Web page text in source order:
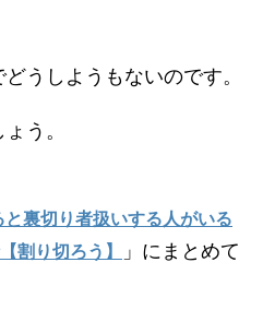
うしようもないのです。
う。
裏切り者扱いする人がいる
割り切ろう】
」にまとめて